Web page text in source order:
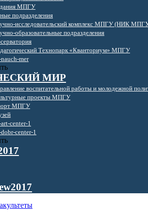
МПГУ
подразделения
исследовательский комплекс МПГУ (НИК
образовательные подразделения
Технопарк «Кванториум» МПГУ
МИР
воспитательной работы и молодежной
проекты МПГУ
МПГУ